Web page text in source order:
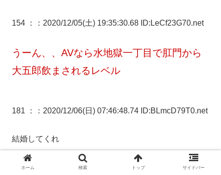
154 ： ：2020/12/05(土) 19:35:30.68 ID:LeCf23G70.net
うーん、、AVなら水地獄一丁目で肛門から
大五郎飲まされるレベル
181 ： ：2020/12/06(日) 07:46:48.74 ID:BLmcD79T0.net
結婚してくれ
ホーム 検索 トップ サイドバー